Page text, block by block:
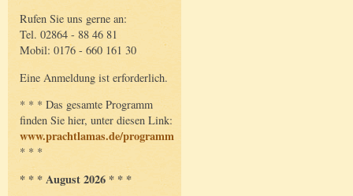
Rufen Sie uns gerne an:
Tel. 02864 - 88 46 81
Mobil: 0176 - 660 161 30
Eine Anmeldung ist erforderlich.
* * * Das gesamte Programm
finden Sie hier, unter diesen Link:
www.prachtlamas.de/programm
* * *
* * * August 2026 * * *